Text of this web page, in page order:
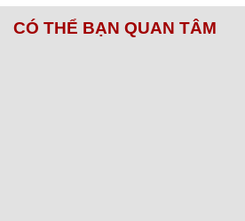
CÓ THỂ BẠN QUAN TÂM